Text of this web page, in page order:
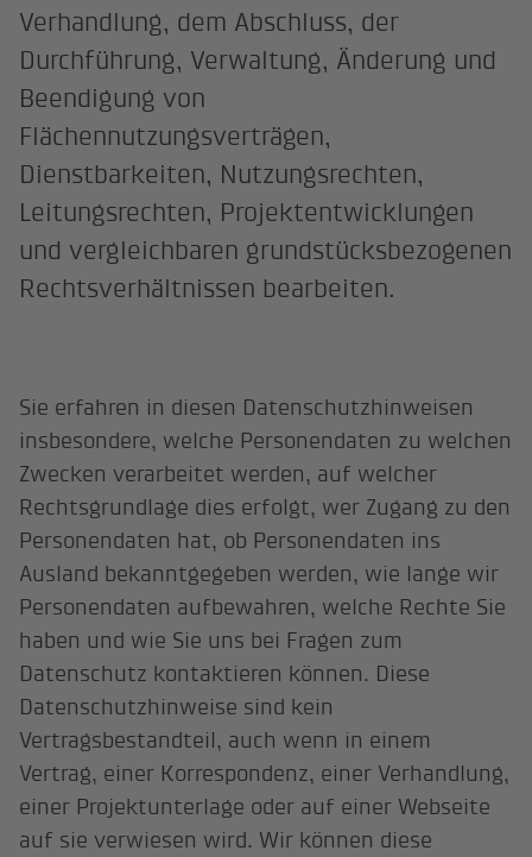
Verhandlung, dem Abschluss, der
Durchführung, Verwaltung, Änderung und
Beendigung von
Flächennutzungsverträgen,
Dienstbarkeiten, Nutzungsrechten,
Leitungsrechten, Projektentwicklungen
und vergleichbaren grundstücksbezogenen
Rechtsverhältnissen bearbeiten.
Sie erfahren in diesen Datenschutzhinweisen
insbesondere, welche Personendaten zu welchen
Zwecken verarbeitet werden, auf welcher
Rechtsgrundlage dies erfolgt, wer Zugang zu den
Personendaten hat, ob Personendaten ins
Ausland bekanntgegeben werden, wie lange wir
Personendaten aufbewahren, welche Rechte Sie
haben und wie Sie uns bei Fragen zum
Datenschutz kontaktieren können. Diese
Datenschutzhinweise sind kein
Vertragsbestandteil, auch wenn in einem
Vertrag, einer Korrespondenz, einer Verhandlung,
einer Projektunterlage oder auf einer Webseite
auf sie verwiesen wird. Wir können diese